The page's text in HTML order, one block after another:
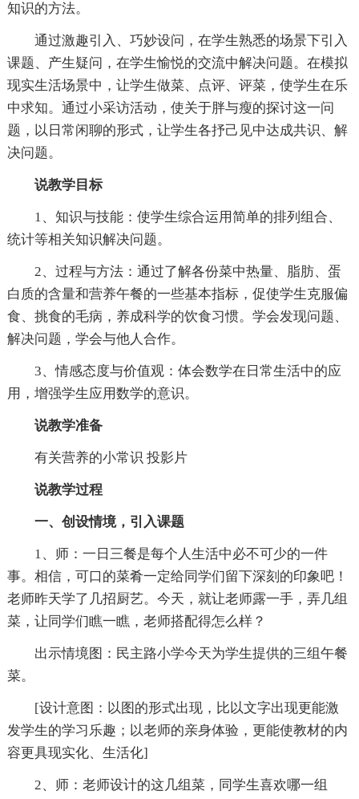
知识的方法。
通过激趣引入、巧妙设问，在学生熟悉的场景下引入
课题、产生疑问，在学生愉悦的交流中解决问题。在模拟
现实生活场景中，让学生做菜、点评、评菜，使学生在乐
中求知。通过小采访活动，使关于胖与瘦的探讨这一问
题，以日常闲聊的形式，让学生各抒己见中达成共识、解
决问题。
说教学目标
1、知识与技能：使学生综合运用简单的排列组合、
统计等相关知识解决问题。
2、过程与方法：通过了解各份菜中热量、脂肪、蛋
白质的含量和营养午餐的一些基本指标，促使学生克服偏
食、挑食的毛病，养成科学的饮食习惯。学会发现问题、
解决问题，学会与他人合作。
3、情感态度与价值观：体会数学在日常生活中的应
用，增强学生应用数学的意识。
说教学准备
有关营养的小常识 投影片
说教学过程
一、创设情境，引入课题
1、师：一日三餐是每个人生活中必不可少的一件
事。相信，可口的菜肴一定给同学们留下深刻的印象吧！
老师昨天学了几招厨艺。今天，就让老师露一手，弄几组
菜，让同学们瞧一瞧，老师搭配得怎么样？
出示情境图：民主路小学今天为学生提供的三组午餐
菜。
[设计意图：以图的形式出现，比以文字出现更能激
发学生的学习乐趣；以老师的亲身体验，更能使教材的内
容更具现实化、生活化]
2、师：老师设计的这几组菜，同学生喜欢哪一组